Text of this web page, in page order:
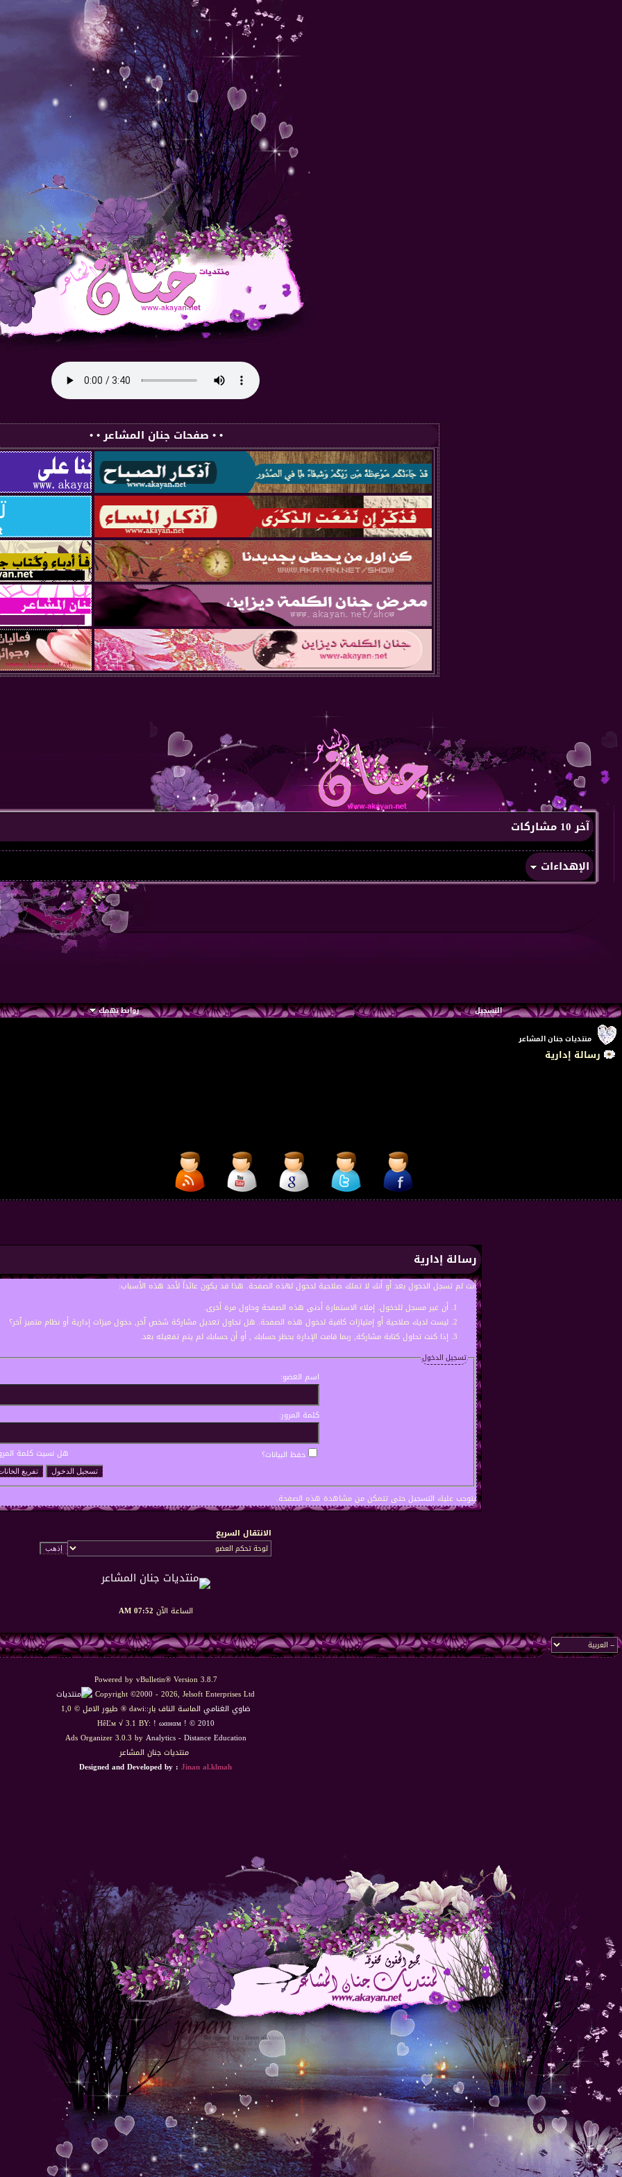
• • صفحات جنان المشاعر • •
آخر 10 مشاركات
الإهداءات
التسجيل روابط تهمك
منتديات جنان المشاعر
رسالة إدارية
رسالة إدارية
أنت لم تسجل الدخول بعد أو أنك لا تملك صلاحية لدخول لهذه الصفحة. هذا قد يكون عائداً لأحد هذه الأسباب:
أن غير مسجل للدخول. إملاء الاستمارة أدنى هذه الصفحة وحاول مرة أخرى.
ليست لديك صلاحية أو إمتيازات كافية لدخول هذه الصفحة. هل تحاول تعديل مشاركة شخص آخر, دخول ميزات إدارية أو نظام متميز آخر؟
إذا كنت تحاول كتابة مشاركة, ربما قامت الإدارة بحظر حسابك , أو أن حسابك لم يتم تفعيله بعد.
تسجيل الدخول
اسم العضو:
كلمة المرور:
هل نسيت كلمة حفظ البيانات؟
يتوجب عليك التسجيلحتى تتمكن من مشاهدة هذه الصفحة.
الانتقال السريع
الساعة الآن 07:52 AM
Powered by vBulletin® Version 3.8.7
Copyright ©2000 - 2026, Jelsoft Enterprises Ltd
ضاوي الغنامي الماسة الناف بار::dawi ® طيور الامل © 1,0
HêĽм √ 3.1 BY: ! ωαнαм ! © 2010
Ads Organizer 3.0.3 byAnalytics-Distance Education
منتديات جنان المشاعر
Designed and Developed by : Jinan al.klmah